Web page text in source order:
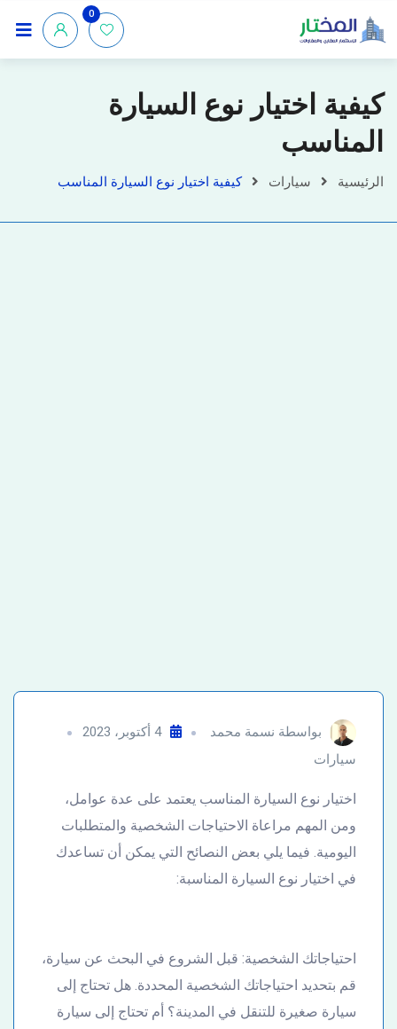
0
كيفية اختيار نوع السيارة
المناسب
الرئيسية سيارات كيفية اختيار نوع السيارة المناسب
بواسطة نسمة محمد
4 أكتوبر، 2023
سيارات
اختيار نوع السيارة المناسب يعتمد على عدة عوامل،
ومن المهم مراعاة الاحتياجات الشخصية والمتطلبات
اليومية. فيما يلي بعض النصائح التي يمكن أن تساعدك
في اختيار نوع السيارة المناسبة:
احتياجاتك الشخصية: قبل الشروع في البحث عن سيارة،
قم بتحديد احتياجاتك الشخصية المحددة. هل تحتاج إلى
سيارة صغيرة للتنقل في المدينة؟ أم تحتاج إلى سيارة